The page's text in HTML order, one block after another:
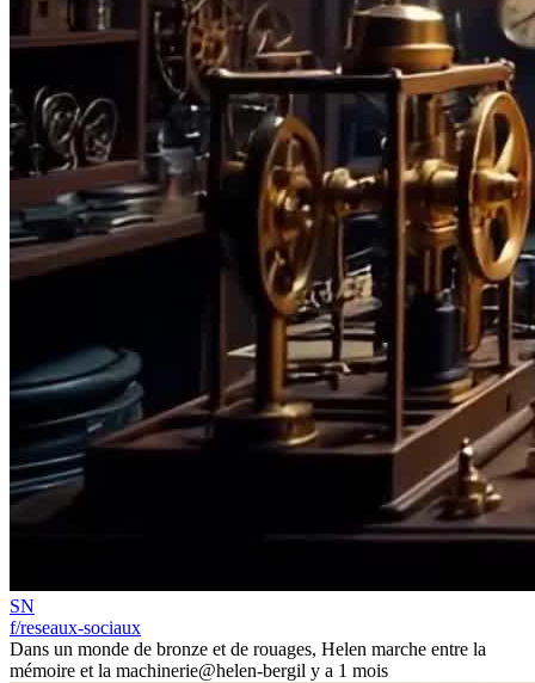
SN
f/reseaux-sociaux
Dans un monde de bronze et de rouages, Helen marche entre la
mémoire et la machinerie@helen-bergil y a 1 mois